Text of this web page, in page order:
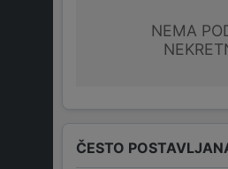
NEMA
ČESTO